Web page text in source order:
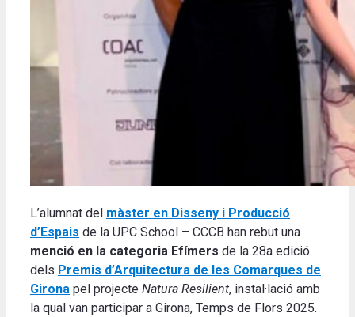
L’alumnat del màster en Disseny i Producció
d’Espais de la UPC School – CCCB han rebut una
menció en la categoria Efímers de la 28a edició
dels Premis d’Arquitectura de les Comarques de
Girona pel projecte Natura Resilient, instal·lació amb
la qual van participar a Girona, Temps de Flors 2025.